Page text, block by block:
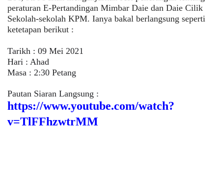
peraturan E-Pertandingan Mimbar Daie dan Daie Cilik
Sekolah-sekolah KPM. Ianya bakal berlangsung seperti
ketetapan berikut :
Tarikh : 09 Mei 2021
Hari : Ahad
Masa : 2:30 Petang
Pautan Siaran Langsung :
https://www.youtube.com/watch?
v=TlFFhzwtrMM